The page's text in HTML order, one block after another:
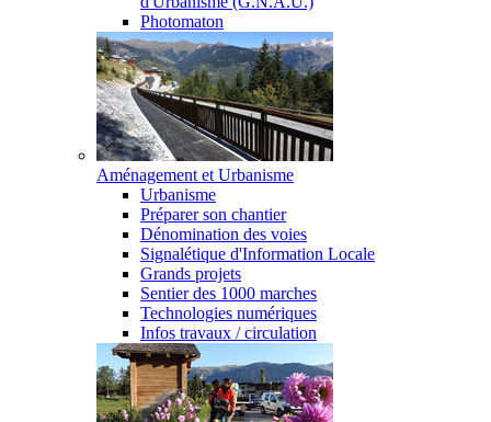
Photomaton
Aménagement et Urbanisme
Urbanisme
Préparer son chantier
Dénomination des voies
Signalétique d'Information Locale
Grands projets
Sentier des 1000 marches
Technologies numériques
Infos travaux / circulation